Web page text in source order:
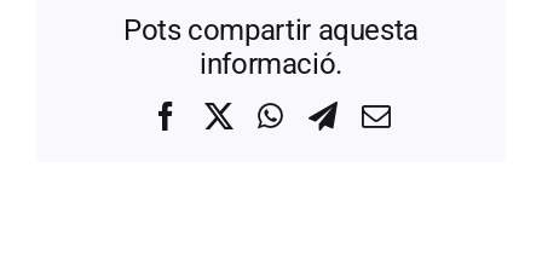
Pots compartir aquesta
informació.
FacebookWhatsApp
Telegram
Correo